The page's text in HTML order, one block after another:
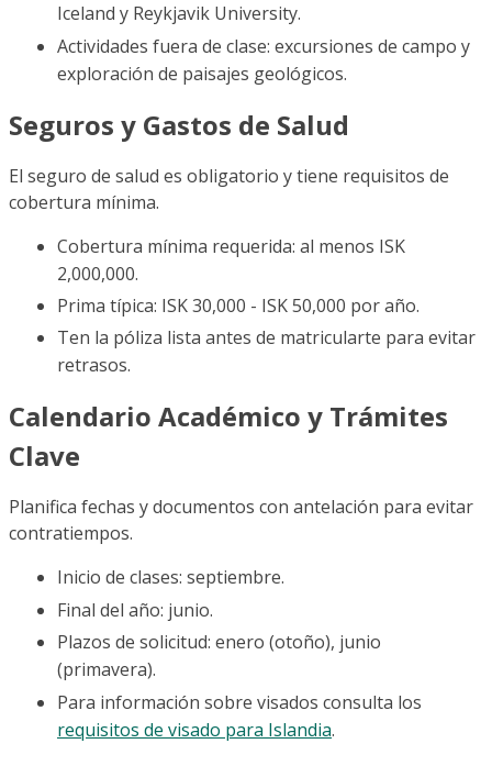
Iceland y Reykjavik University.
Actividades fuera de clase: excursiones de campo y
exploración de paisajes geológicos.
Seguros y Gastos de Salud
El seguro de salud es obligatorio y tiene requisitos de
cobertura mínima.
Cobertura mínima requerida: al menos ISK
2,000,000.
Prima típica: ISK 30,000 - ISK 50,000 por año.
Ten la póliza lista antes de matricularte para evitar
retrasos.
Calendario Académico y Trámites
Clave
Planifica fechas y documentos con antelación para evitar
contratiempos.
Inicio de clases: septiembre.
Final del año: junio.
Plazos de solicitud: enero (otoño), junio
(primavera).
Para información sobre visados consulta los
requisitos de visado para Islandia.